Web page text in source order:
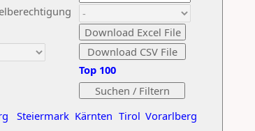
Steiermark Kärnten Tirol Vorarlberg
Top 100